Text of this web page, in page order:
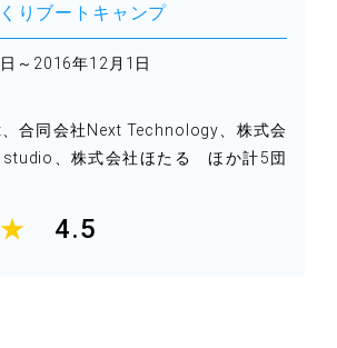
りブートキャンプ
～2016年12月1日
合同会社Next Technology、株式会
、株式会社ほたる ほか計5団
4.5